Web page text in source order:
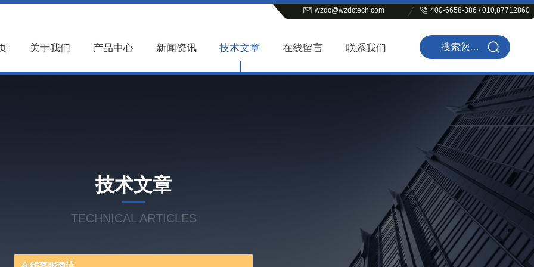
wzdc@wzdctech.com 400-6658-386 / 010,87712860
关于我们 产品中心 新闻资讯 技术文章 在线留言 联系我们
技术文章
TECHNICAL ARTICLES